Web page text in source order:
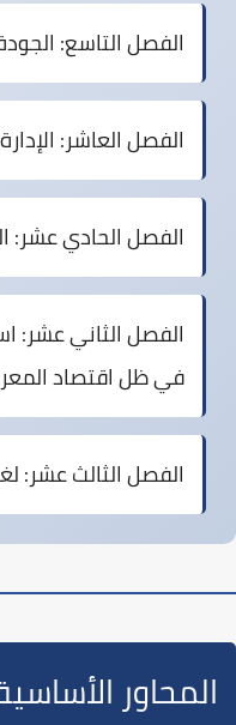
الفصل التاسع:
الفصل العاشر:
الفصل الحادي عشر:
الفصل الثاني عشر:
في ظل اقتصاد
الفصل الثالث عشر:
المحاور